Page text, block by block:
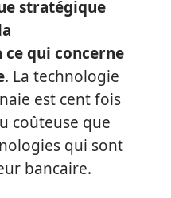
stratégique
qui concerne
. La technologie
est cent fois
coûteuse que
qui sont
bancaire.